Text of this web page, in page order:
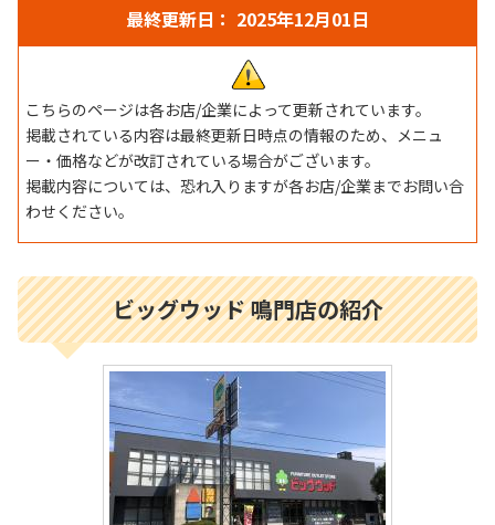
最終更新日： 2025年12月01日
こちらのページは各お店/企業によって更新されています。
掲載されている内容は最終更新日時点の情報のため、メニュ
ー・価格などが改訂されている場合がございます。
掲載内容については、恐れ入りますが各お店/企業までお問い合
わせください。
ビッグウッド 鳴門店の紹介